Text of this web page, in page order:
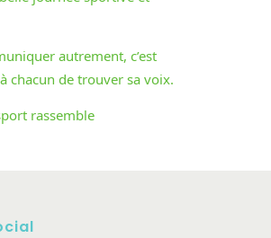
autrement, c’est
chacun de trouver sa voix.
rassemble